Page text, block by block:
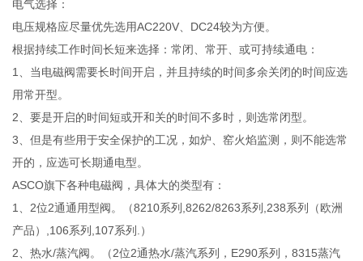
电气选择：
电压规格应尽量优先选用AC220V、DC24较为方便。
根据持续工作时间长短来选择：常闭、常开、或可持续通电：
1、当电磁阀需要长时间开启，并且持续的时间多余关闭的时间应选
用常开型。
2、要是开启的时间短或开和关的时间不多时，则选常闭型。
3、但是有些用于安全保护的工况，如炉、窑火焰监测，则不能选常
开的，应选可长期通电型。
ASCO旗下各种电磁阀，具体大的类型有：
1、2位2通通用型阀。（8210系列,8262/8263系列,238系列（欧洲
产品）,106系列,107系列.）
2、热水/蒸汽阀。（2位2通热水/蒸汽系列，E290系列，8315蒸汽